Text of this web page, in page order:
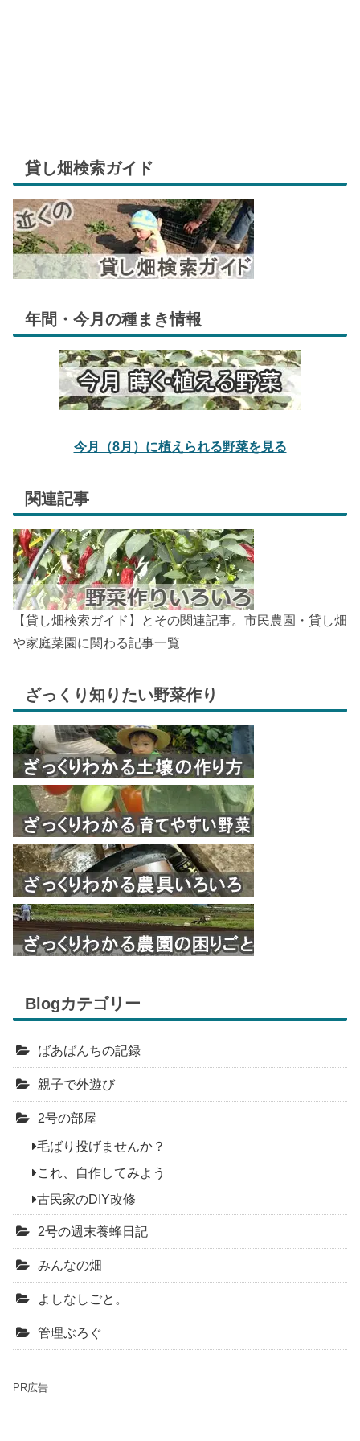
貸し畑検索ガイド
年間・今月の種まき情報
今月（8月）に植えられる野菜を見る
関連記事
【貸し畑検索ガイド】とその関連記事。市民農園・貸し畑
や家庭菜園に関わる記事一覧
ざっくり知りたい野菜作り
Blogカテゴリー
ばあばんちの記録
親子で外遊び
2号の部屋
毛ばり投げませんか？
これ、自作してみよう
古民家のDIY改修
2号の週末養蜂日記
みんなの畑
よしなしごと。
管理ぶろぐ
PR広告